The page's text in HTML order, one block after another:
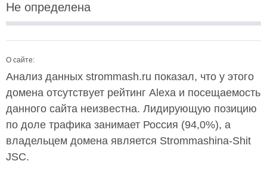
Не определена
О сайте:
Анализ данных strommash.ru показал, что у этого
домена отсутствует рейтинг Alexa и посещаемость
данного сайта неизвестна. Лидирующую позицию
по доле трафика занимает Россия (94,0%), а
владельцем домена является Strommashina-Shit
JSC.